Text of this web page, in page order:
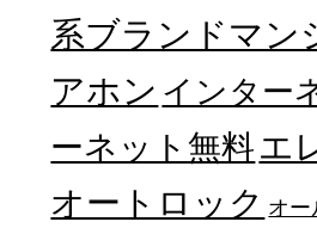
系ブランドマン
アホン インター
ーネット無料エ
オートロック オー